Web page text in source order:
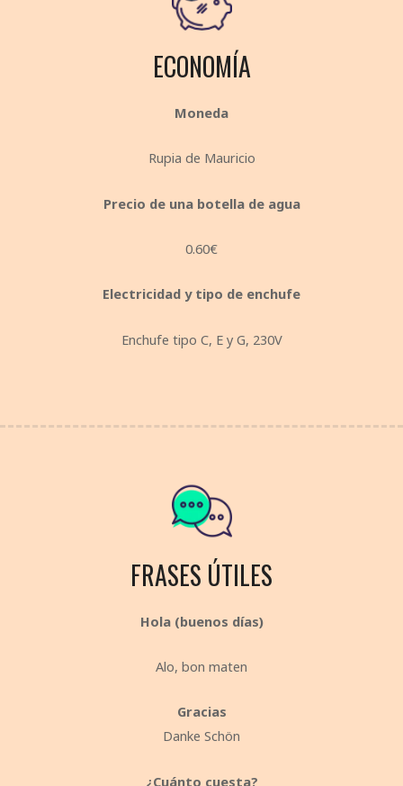
ECONOMÍA
Moneda
Rupia de Mauricio
Precio de una botella de agua
0.60€
Electricidad y tipo de enchufe
Enchufe tipo C, E y G, 230V
FRASES ÚTILES
Hola (buenos días)
Alo, bon maten
Gracias
Danke Schön
¿Cuánto cuesta?